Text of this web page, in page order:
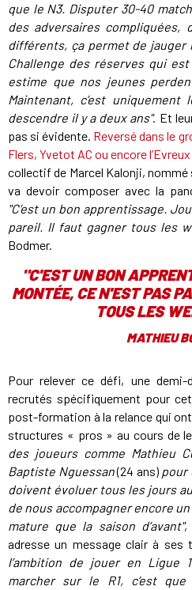
que le N3. Disputer 30-40
des adversaires compliquées,
différents, ça permet de jauger
Challenge des réserves qui
estime que nos jeunes
Maintenant, c’est
descendre il y a deux ans". Et
pas si évidente. Reversé dans le
Flers, Yvetot AC ou encore
collectif de Marcel Kalonji, nommé
va devoir composer avec la
"C’est un bon apprentissage.
pareil. Il faut gagner tous les
Bodmer.
"C'EST UN BON
MONTÉE, CE N'EST PAS
TOUS LES
MATHIEU
Pour relever ce défi, une demi-
recrutés spécifiquement pour
post-formation à la relance qui
structures « pros » au cours de
des joueurs comme Mathieu
Baptiste Nguessan(24 ans)pour
doivent évoluer tous les jours
de nous accompagner encore
mature que la saison d’avant",
adresse un message clair à ses
l’ambition de jouer en Ligue
marcher sur le R1, c’est